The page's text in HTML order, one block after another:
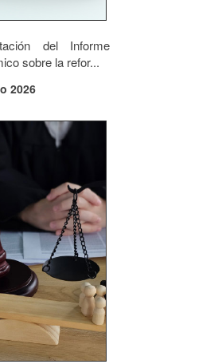
del Informe
sobre la refor...
2026